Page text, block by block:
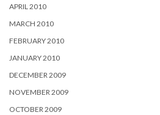
APRIL 2010
MARCH 2010
FEBRUARY 2010
JANUARY 2010
DECEMBER 2009
NOVEMBER 2009
OCTOBER 2009